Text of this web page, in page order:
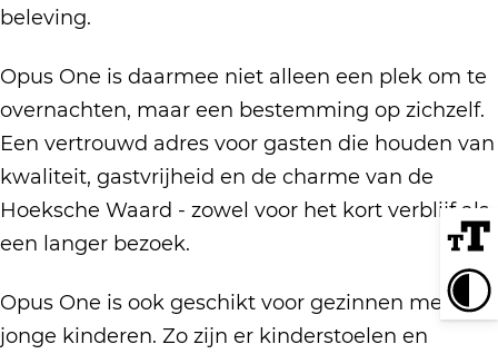
n
e
O
n
e
s
O
n
e
beleving.
Opus One is daarmee niet alleen een plek om te
overnachten, maar een bestemming op zichzelf.
Een vertrouwd adres voor gasten die houden van
kwaliteit, gastvrijheid en de charme van de
Hoeksche Waard - zowel voor het kort verblijf als
een langer bezoek.
Opus One is ook geschikt voor gezinnen met
jonge kinderen. Zo zijn er kinderstoelen en